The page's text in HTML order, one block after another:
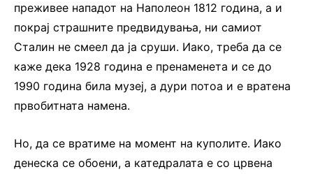
преживее нападот на Наполеон 1812 година, а и
покрај страшните предвидувања, ни самиот
Сталин не смеел да ја сруши. Иако, треба да се
каже дека 1928 година е пренаменета и се до
1990 година била музеј, а дури потоа и е вратена
првобитната намена.
Но, да се вратиме на момент на куполите. Иако
денеска се обоени, а катедралата е со црвена